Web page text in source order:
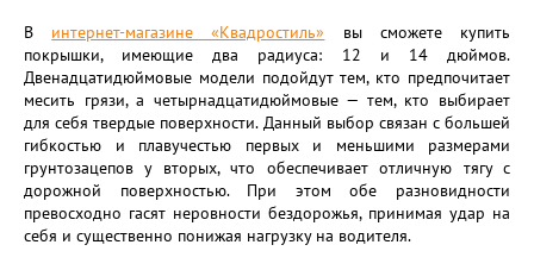
В интернет-магазине «Квадростиль» вы сможете купить
покрышки, имеющие два радиуса: 12 и 14 дюймов.
Двенадцатидюймовые модели подойдут тем, кто предпочитает
месить грязи, а четырнадцатидюймовые — тем, кто выбирает
для себя твердые поверхности. Данный выбор связан с большей
гибкостью и плавучестью первых и меньшими размерами
грунтозацепов у вторых, что обеспечивает отличную тягу с
дорожной поверхностью. При этом обе разновидности
превосходно гасят неровности бездорожья, принимая удар на
себя и существенно понижая нагрузку на водителя.